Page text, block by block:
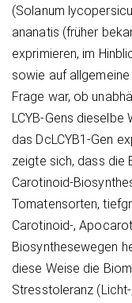
(Solanum
ananatis (früher
exprimieren, im
sowie auf
Frage war, ob
LCYB-Gens dieselbe
das DcLCYB1-Gen
zeigte sich, dass die
Carotinoid-
Tomatensorten,
Carotinoid-,
Biosynthesewegen
diese Weise die
Stresstoleranz